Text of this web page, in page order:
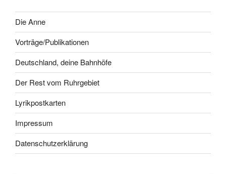
Die Anne
Vorträge/Publikationen
Deutschland, deine Bahnhöfe
Der Rest vom Ruhrgebiet
Lyrikpostkarten
Impressum
Datenschutzerklärung